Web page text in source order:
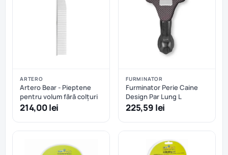
ARTERO
Artero Bear - Pieptene
pentru volum fără colțuri
214,00 lei
FURMINATOR
Furminator Perie Caine
Design Par Lung L
225,59 lei